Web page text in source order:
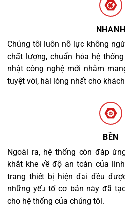
NHANH
Chúng tôi luôn nỗ lực không
chất lượng, chuẩn hóa hệ
nhật công nghệ mới nhằm
tuyệt vời, hài lòng nhất cho
BỀN
Ngoài ra, hệ thống còn đáp
khắt khe về độ an toàn của
trang thiết bị hiện đại đều
những yếu tố cơ bản này đã
cho hệ thống của chúng tôi.